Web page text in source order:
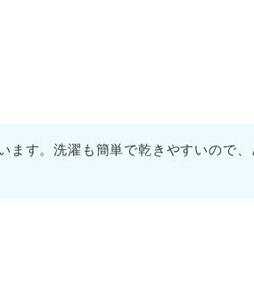
うで、選んでよかったなと思います。
、心地よさは◎です。
このオレンジをチョイス。親子で好
た。
ます。洗濯も簡単で乾きやすいので、